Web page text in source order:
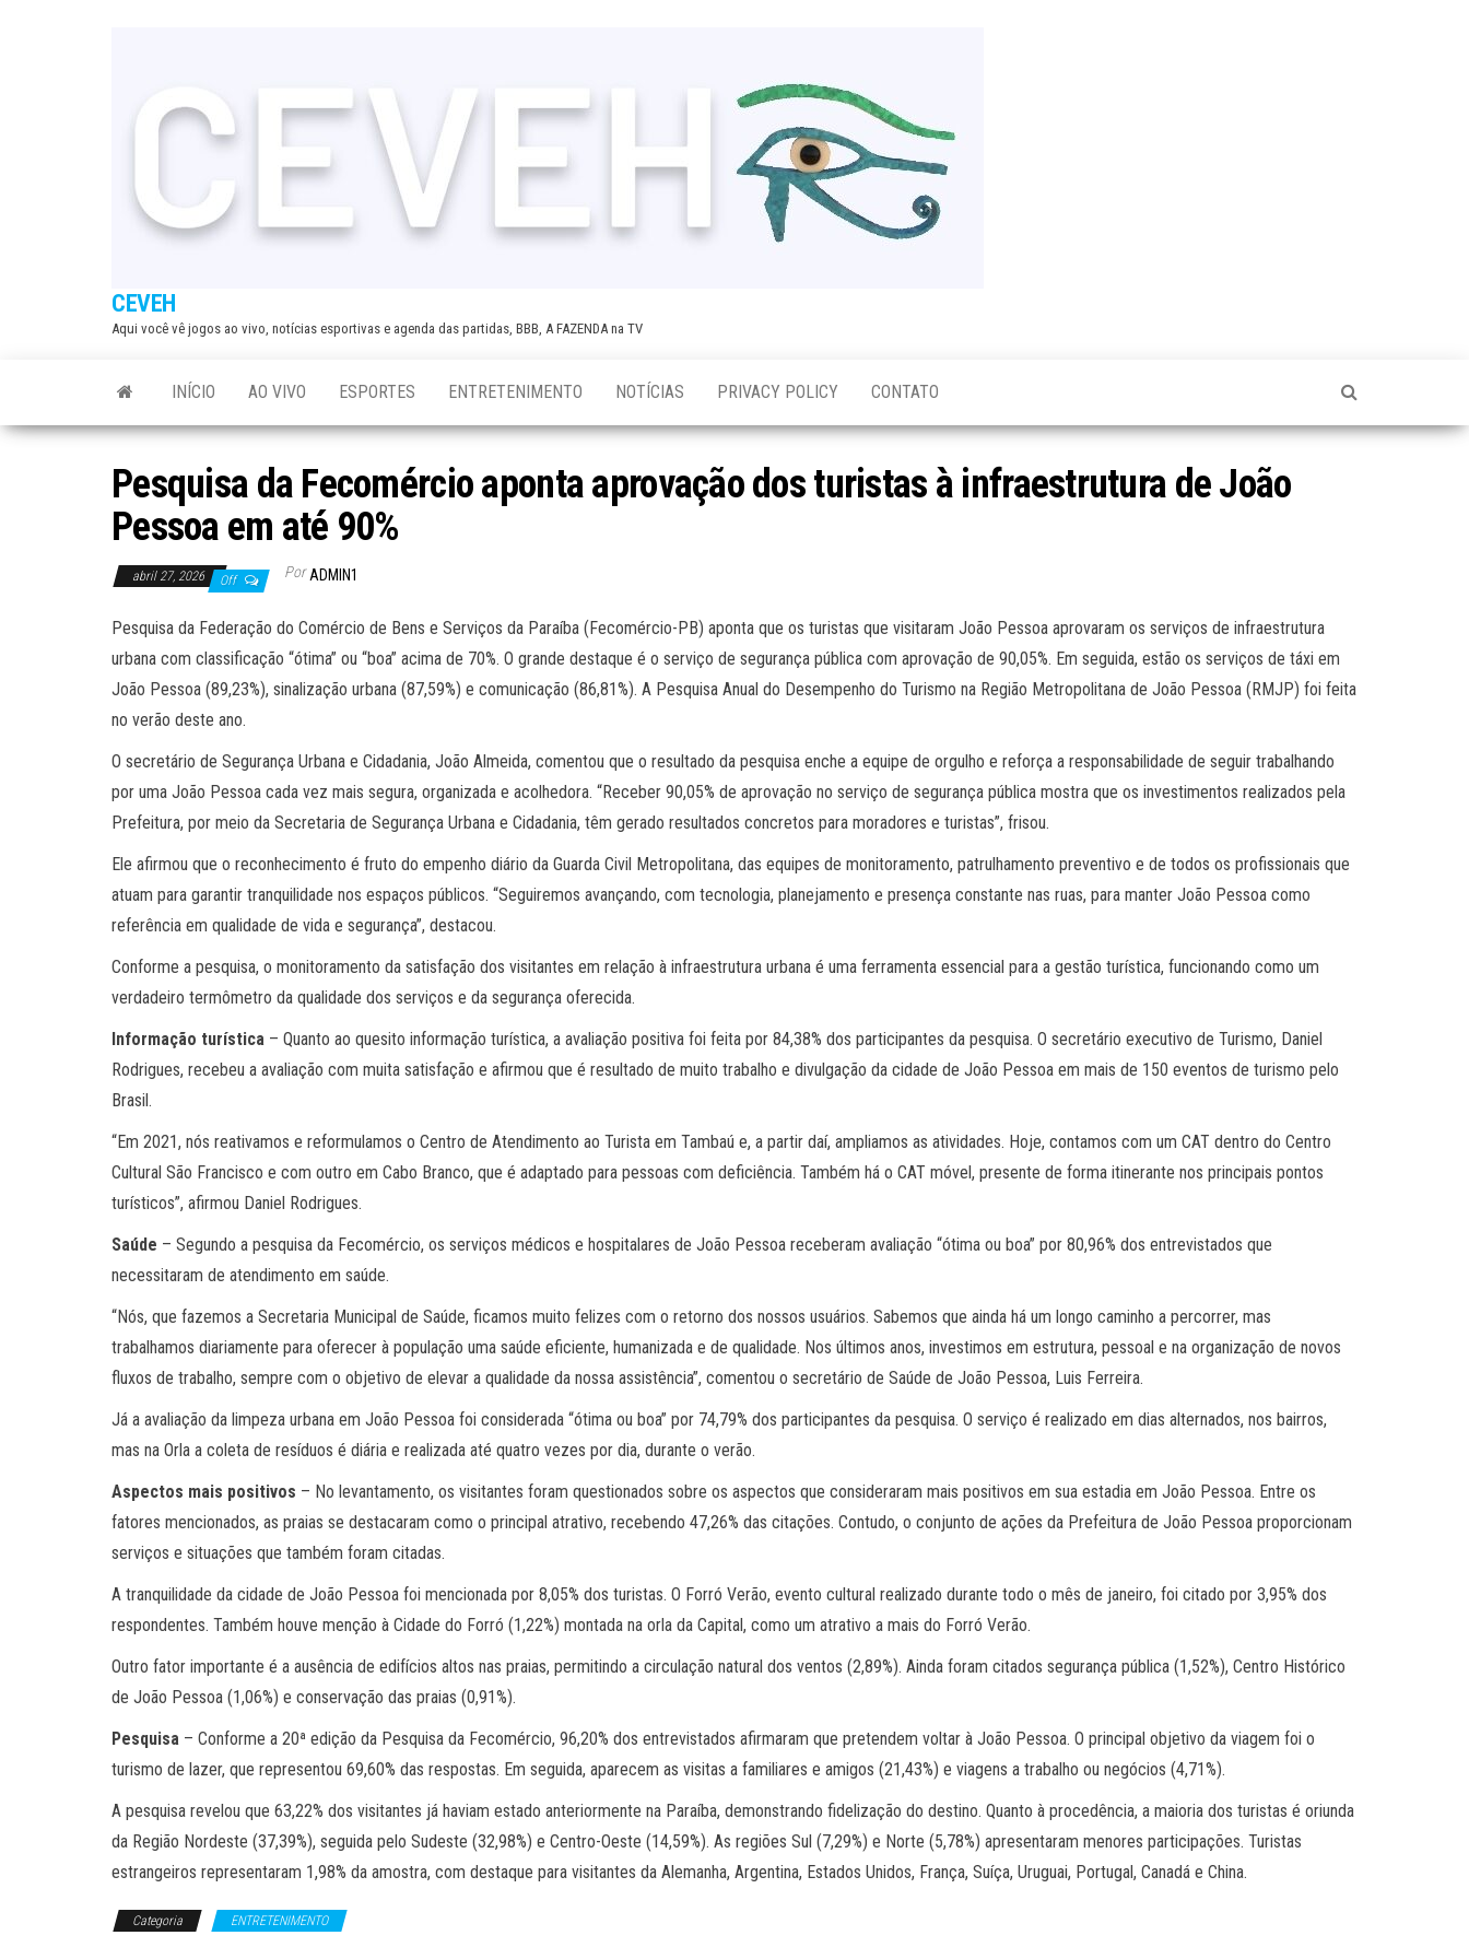
CEVEH
Aqui você vê jogos ao vivo, notícias esportivas e agenda das partidas, BBB, A FAZENDA na TV
INÍCIO AO VIVO ESPORTES ENTRETENIMENTO NOTÍCIAS PRIVACY POLICY CONTATO
Pesquisa da Fecomércio aponta aprovação dos turistas à infraestrutura de João
Pessoa em até 90%
abril 27, 2026 Off Por ADMIN1
Pesquisa da Federação do Comércio de Bens e Serviços da Paraíba (Fecomércio-PB) aponta que os turistas que visitaram João Pessoa aprovaram os serviços de infraestrutura
urbana com classificação “ótima” ou “boa” acima de 70%. O grande destaque é o serviço de segurança pública com aprovação de 90,05%. Em seguida, estão os serviços de táxi em
João Pessoa (89,23%), sinalização urbana (87,59%) e comunicação (86,81%). A Pesquisa Anual do Desempenho do Turismo na Região Metropolitana de João Pessoa (RMJP) foi feita
no verão deste ano.
O secretário de Segurança Urbana e Cidadania, João Almeida, comentou que o resultado da pesquisa enche a equipe de orgulho e reforça a responsabilidade de seguir trabalhando
por uma João Pessoa cada vez mais segura, organizada e acolhedora. “Receber 90,05% de aprovação no serviço de segurança pública mostra que os investimentos realizados pela
Prefeitura, por meio da Secretaria de Segurança Urbana e Cidadania, têm gerado resultados concretos para moradores e turistas”, frisou.
Ele afirmou que o reconhecimento é fruto do empenho diário da Guarda Civil Metropolitana, das equipes de monitoramento, patrulhamento preventivo e de todos os profissionais que
atuam para garantir tranquilidade nos espaços públicos. “Seguiremos avançando, com tecnologia, planejamento e presença constante nas ruas, para manter João Pessoa como
referência em qualidade de vida e segurança”, destacou.
Conforme a pesquisa, o monitoramento da satisfação dos visitantes em relação à infraestrutura urbana é uma ferramenta essencial para a gestão turística, funcionando como um
verdadeiro termômetro da qualidade dos serviços e da segurança oferecida.
Informação turística – Quanto ao quesito informação turística, a avaliação positiva foi feita por 84,38% dos participantes da pesquisa. O secretário executivo de Turismo, Daniel
Rodrigues, recebeu a avaliação com muita satisfação e afirmou que é resultado de muito trabalho e divulgação da cidade de João Pessoa em mais de 150 eventos de turismo pelo
Brasil.
“Em 2021, nós reativamos e reformulamos o Centro de Atendimento ao Turista em Tambaú e, a partir daí, ampliamos as atividades. Hoje, contamos com um CAT dentro do Centro
Cultural São Francisco e com outro em Cabo Branco, que é adaptado para pessoas com deficiência. Também há o CAT móvel, presente de forma itinerante nos principais pontos
turísticos”, afirmou Daniel Rodrigues.
Saúde – Segundo a pesquisa da Fecomércio, os serviços médicos e hospitalares de João Pessoa receberam avaliação “ótima ou boa” por 80,96% dos entrevistados que
necessitaram de atendimento em saúde.
“Nós, que fazemos a Secretaria Municipal de Saúde, ficamos muito felizes com o retorno dos nossos usuários. Sabemos que ainda há um longo caminho a percorrer, mas
trabalhamos diariamente para oferecer à população uma saúde eficiente, humanizada e de qualidade. Nos últimos anos, investimos em estrutura, pessoal e na organização de novos
fluxos de trabalho, sempre com o objetivo de elevar a qualidade da nossa assistência”, comentou o secretário de Saúde de João Pessoa, Luis Ferreira.
Já a avaliação da limpeza urbana em João Pessoa foi considerada “ótima ou boa” por 74,79% dos participantes da pesquisa. O serviço é realizado em dias alternados, nos bairros,
mas na Orla a coleta de resíduos é diária e realizada até quatro vezes por dia, durante o verão.
Aspectos mais positivos – No levantamento, os visitantes foram questionados sobre os aspectos que consideraram mais positivos em sua estadia em João Pessoa. Entre os
fatores mencionados, as praias se destacaram como o principal atrativo, recebendo 47,26% das citações. Contudo, o conjunto de ações da Prefeitura de João Pessoa proporcionam
serviços e situações que também foram citadas.
A tranquilidade da cidade de João Pessoa foi mencionada por 8,05% dos turistas. O Forró Verão, evento cultural realizado durante todo o mês de janeiro, foi citado por 3,95% dos
respondentes. Também houve menção à Cidade do Forró (1,22%) montada na orla da Capital, como um atrativo a mais do Forró Verão.
Outro fator importante é a ausência de edifícios altos nas praias, permitindo a circulação natural dos ventos (2,89%). Ainda foram citados segurança pública (1,52%), Centro Histórico
de João Pessoa (1,06%) e conservação das praias (0,91%).
Pesquisa – Conforme a 20ª edição da Pesquisa da Fecomércio, 96,20% dos entrevistados afirmaram que pretendem voltar à João Pessoa. O principal objetivo da viagem foi o
turismo de lazer, que representou 69,60% das respostas. Em seguida, aparecem as visitas a familiares e amigos (21,43%) e viagens a trabalho ou negócios (4,71%).
A pesquisa revelou que 63,22% dos visitantes já haviam estado anteriormente na Paraíba, demonstrando fidelização do destino. Quanto à procedência, a maioria dos turistas é oriunda
da Região Nordeste (37,39%), seguida pelo Sudeste (32,98%) e Centro-Oeste (14,59%). As regiões Sul (7,29%) e Norte (5,78%) apresentaram menores participações. Turistas
estrangeiros representaram 1,98% da amostra, com destaque para visitantes da Alemanha, Argentina, Estados Unidos, França, Suíça, Uruguai, Portugal, Canadá e China.
Categoria ENTRETENIMENTO